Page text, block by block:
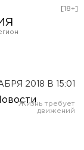
[18+]
2018 В 15:01